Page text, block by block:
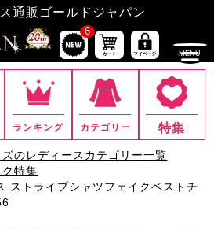
通販ゴールドジャパン
6
ランキング カテゴリー 特集
のレディースカテゴリー一覧
特集
ストライプシャツフェイクベストチ